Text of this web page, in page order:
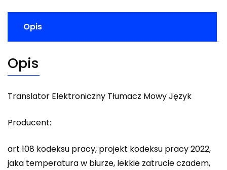
Opis
Opis
Translator Elektroniczny Tłumacz Mowy Język
Producent:
art 108 kodeksu pracy, projekt kodeksu pracy 2022,
jaka temperatura w biurze, lekkie zatrucie czadem,